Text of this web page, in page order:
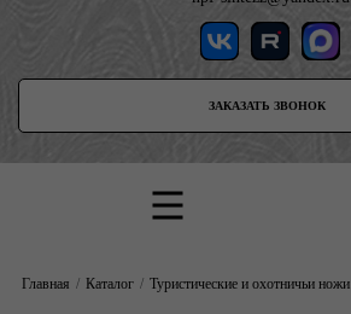
ЗАКАЗАТЬ ЗВОНОК
Главная Каталог Туристические и охотничьи ножи